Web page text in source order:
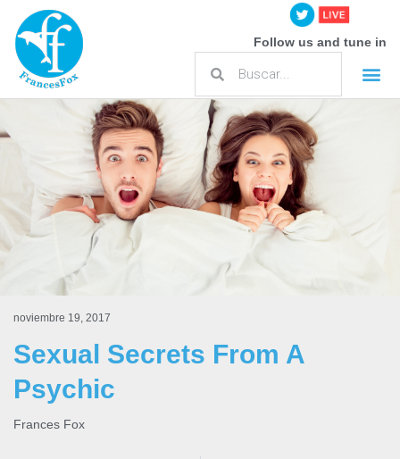
Follow us and tune in
noviembre 19, 2017
Sexual Secrets From A
Psychic
Frances Fox